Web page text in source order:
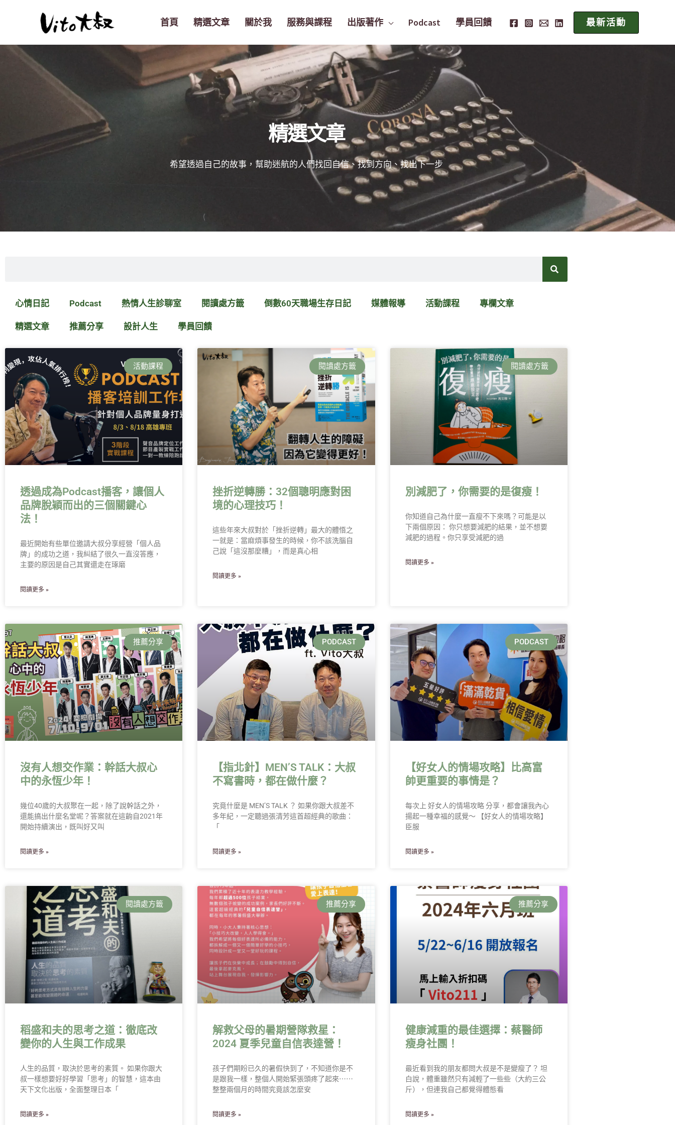
要
首頁 精選文章 關於我 服務與課程 出版著作 Podcast 學員回饋 最新活動
精選文章
希望透過自己的故事，幫助迷航的人們找回自信、找到方向、找出下一步
心情日記 Podcast 熱情人生診聊室 閱讀處方籤 倒數60天職場生存日記 媒體報導 活動課程 專欄文章
精選文章 推薦分享 設計人生 學員回饋
活動課程
透過成為Podcast播客，讓個人
品牌脫穎而出的三個關鍵心
法！
最近開始有些單位邀請大叔分享經營「個人品
牌」的成功之道，我糾結了很久一直沒答應，
主要的原因是自己其實還走在琢磨
閱讀更多 »
閱讀處方籤
挫折逆轉勝：32個聰明應對困
境的心理技巧！
這些年來大叔對於「挫折逆轉」最大的體悟之
一就是：當麻煩事發生的時候，你不該洗腦自
己說「這沒那麼糟」，而是真心相
閱讀更多 »
閱讀處方籤
別減肥了，你需要的是復瘦！
你知道自己為什麼一直瘦不下來嗎？可能是以
下兩個原因： 你只想要減肥的結果，並不想要
減肥的過程。你只享受減肥的過
閱讀更多 »
推薦分享
沒有人想交作業：幹話大叔心
中的永恆少年！
幾位40歲的大叔聚在一起，除了說幹話之外，
還能搞出什麼名堂呢？答案就在這齣自2021年
開始持續演出，既叫好又叫
閱讀更多 »
PODCAST
【指北針】MEN’S TALK：大叔
不寫書時，都在做什麼？
究竟什麼是 MEN’S TALK ？ 如果你跟大叔差不
多年紀，一定聽過張清芳這首超經典的歌曲：
「
閱讀更多 »
PODCAST
【好女人的情場攻略】比高富
帥更重要的事情是？
每次上 好女人的情場攻略 分享，都會讓我內心
揚起一種幸福的感覺～ 【好女人的情場攻略】
臣服
閱讀更多 »
閱讀處方籤
稻盛和夫的思考之道：徹底改
變你的人生與工作成果
人生的品質，取決於思考的素質。 如果你跟大
叔一樣想要好好學習「思考」的智慧，這本由
天下文化出版，全面整理日本「
閱讀更多 »
推薦分享
解救父母的暑期營隊救星：
2024 夏季兒童自信表達營！
孩子們期盼已久的暑假快到了，不知道你是不
是跟我一樣，整個人開始緊張頭疼了起來⋯⋯
整整兩個月的時間究竟該怎麼安
閱讀更多 »
推薦分享
健康減重的最佳選擇：蔡醫師
瘦身社團！
最近看到我的朋友都問大叔是不是變瘦了？ 坦
白說，體重雖然只有減輕了一些些（大約三公
斤），但連我自己都覺得體態看
閱讀更多 »
頁
面
頁
面
頁
面